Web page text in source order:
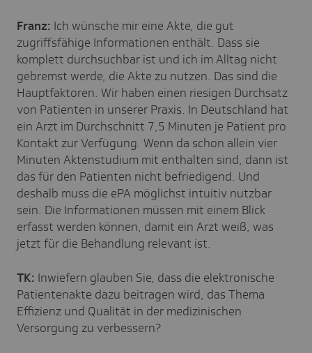
Franz: Ich wünsche mir eine Akte, die gut
zugriffsfähige Informationen enthält. Dass sie
komplett durchsuchbar ist und ich im Alltag nicht
gebremst werde, die Akte zu nutzen. Das sind die
Hauptfaktoren. Wir haben einen riesigen Durchsatz
von Patienten in unserer Praxis. In Deutschland hat
ein Arzt im Durchschnitt 7,5 Minuten je Patient pro
Kontakt zur Verfügung. Wenn da schon allein vier
Minuten Aktenstudium mit enthalten sind, dann ist
das für den Patienten nicht befriedigend. Und
deshalb muss die ePA möglichst intuitiv nutzbar
sein. Die Informationen müssen mit einem Blick
erfasst werden können, damit ein Arzt weiß, was
jetzt für die Behandlung relevant ist.
TK: Inwiefern glauben Sie, dass die elektronische
Patientenakte dazu beitragen wird, das Thema
Effizienz und Qualität in der medizinischen
Versorgung zu verbessern?